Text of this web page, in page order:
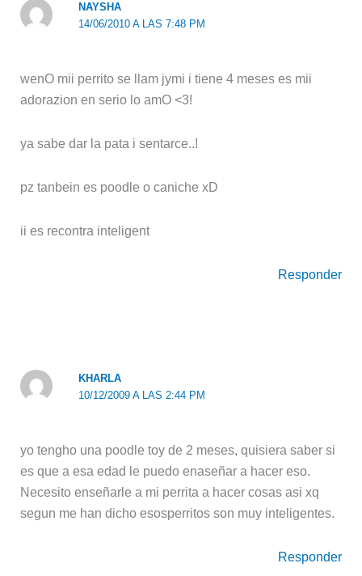
NAYSHA
14/06/2010 A LAS 7:48 PM
wenO mii perrito se llam jymi i tiene 4 meses es mii
adorazion en serio lo amO <3!
ya sabe dar la pata i sentarce..!
pz tanbein es poodle o caniche xD
ii es recontra inteligent
Responder
KHARLA
10/12/2009 A LAS 2:44 PM
yo tengho una poodle toy de 2 meses, quisiera saber si
es que a esa edad le puedo enaseñar a hacer eso.
Necesito enseñarle a mi perrita a hacer cosas asi xq
segun me han dicho esosperritos son muy inteligentes.
Responder